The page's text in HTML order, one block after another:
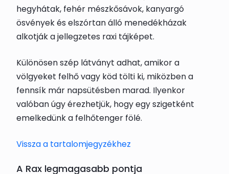
hegyhátak, fehér mészkősávok, kanyargó
ösvények és elszórtan álló menedékházak
alkotják a jellegzetes raxi tájképet.
Különösen szép látványt adhat, amikor a
völgyeket felhő vagy köd tölti ki, miközben a
fennsík már napsütésben marad. Ilyenkor
valóban úgy érezhetjük, hogy egy szigetként
emelkedünk a felhőtenger fölé.
Vissza a tartalomjegyzékhez
A Rax legmagasabb pontja